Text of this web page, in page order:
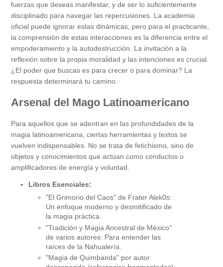
fuerzas que deseas manifestar, y de ser lo suficientemente
disciplinado para navegar las repercusiones. La academia
oficial puede ignorar estas dinámicas, pero para el practicante,
la comprensión de estas interacciones es la diferencia entre el
empoderamiento y la autodestrucción. La invitación a la
reflexión sobre la propia moralidad y las intenciones es crucial.
¿El poder que buscas es para crecer o para dominar? La
respuesta determinará tu camino.
Arsenal del Mago Latinoamericano
Para aquellos que se adentran en las profundidades de la
magia latinoamericana, ciertas herramientas y textos se
vuelven indispensables. No se trata de fetichismo, sino de
objetos y conocimientos que actúan como conductos o
amplificadores de energía y voluntad.
Libros Esenciales:
"El Grimorio del Caos" de Frater Alek0s:
Un enfoque moderno y desmitificado de
la magia práctica.
"Tradición y Magia Ancestral de México"
de varios autores: Para entender las
raíces de la Nahualería.
"Magia de Quimbanda" por autor